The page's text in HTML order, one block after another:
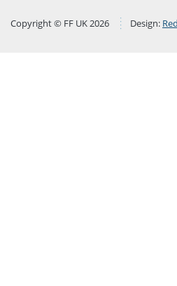
Copyright © FF UK 2026 Design: